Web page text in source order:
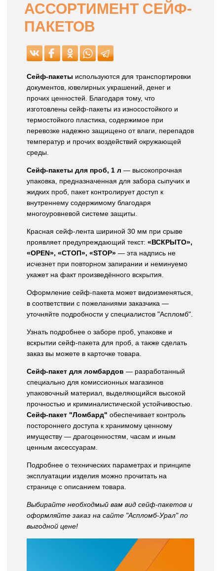
АССОРТИМЕНТ СЕЙФ-
ПАКЕТОВ
Сейф-пакеты используются для транспортировки
документов, ювелирных украшений, денег и
прочих ценностей. Благодаря тому, что
изготовлены сейф-пакеты из износостойкого и
термостойкого пластика, содержимое при
перевозке надежно защищено от влаги, перепадов
температур и прочих воздействий окружающей
среды.
Сейф-пакеты для проб, 1 л — высокопрочная
упаковка, предназначенная для забора сыпучих и
жидких проб, пакет контролирует доступ к
внутреннему содержимому благодаря
многоуровневой системе защиты.
Красная сейф-лента шириной 30 мм при срыве
проявляет предупреждающий текст: «ВСКРЫТО»,
«OPEN», «СТОП», «STOP» — эта надпись не
исчезнет при повторном запирании и неминуемо
укажет на факт произведённого вскрытия.
Оформление сейф-пакета может видоизменяться,
в соответствии с пожеланиями заказчика —
уточняйте подробности у специалистов "Аспломб".
Узнать подробнее о заборе проб, упаковке и
вскрытии сейф-пакета для проб, а также сделать
заказ вы можете в карточке товара.
Сейф-пакет для ломбардов — разработанный
специально для комиссионных магазинов
упаковочный материал, выделяющийся высокой
прочностью и криминалистической устойчивостью.
Сейф-пакет "Ломбард" обеспечивает контроль
постороннего доступа к хранимому ценному
имуществу — драгоценностям, часам и иным
ценным аксессуарам.
Подробнее о технических параметрах и принципе
эксплуатации изделия можно прочитать на
странице с описанием товара.
Выбирайте необходмый вам вид сейф-пакетов и
оформляйте заказ на сайте "Аспломб-Урал" по
выгодной цене!